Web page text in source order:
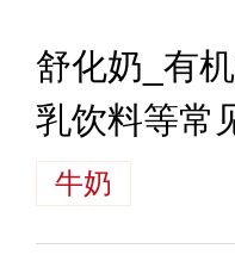
舒化奶_有
乳饮料等常
牛奶